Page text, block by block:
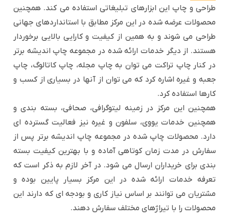
طراحی و چاپ این ابزارهای تبلیغاتی استفاده می کند. همچنین
محصولات عرضه شده در این مرکز مطابق با استانداردهای جهانی
طراحی می شوند و به همین از کیفیت و کارایی بالایی برخوردار
هستند. از دیگر خدمات ارائه شده در مجموعه چاپ اندیشه برتر
در کنار چاپ تراکت می توان به چاپ مجله، چاپ کاتالوگ، چاپ
جعبه و غیره اشاره کرد که می توان از آنها در بسیاری از کسب و
کارها استفاده کرد.
همچنین این مرکز در زمینه لیتوگرافی، صحافی، بسته بندی و
همچنین خدمات یووی، سلفون و غیره نیز فعالیت گسترده ای
دارد. محصولات چاپ شده در مجموعه چاپ اندیشه برتر پس از
سفارش در مدت زمان کوتاهی آماده و با بهترین کیفیت بسته
بندی برای خریداران ارسال می شود. در آخر لازم به ذکر است که
تعرفه خدمات ارائه شده در این مرکز بسیار پایین بوده و
مشتریان می توانند بر اساس نیاز کاری و بودجه ای که دارند این
محصولات را با تیراژهای مختلف سفارش دهند.